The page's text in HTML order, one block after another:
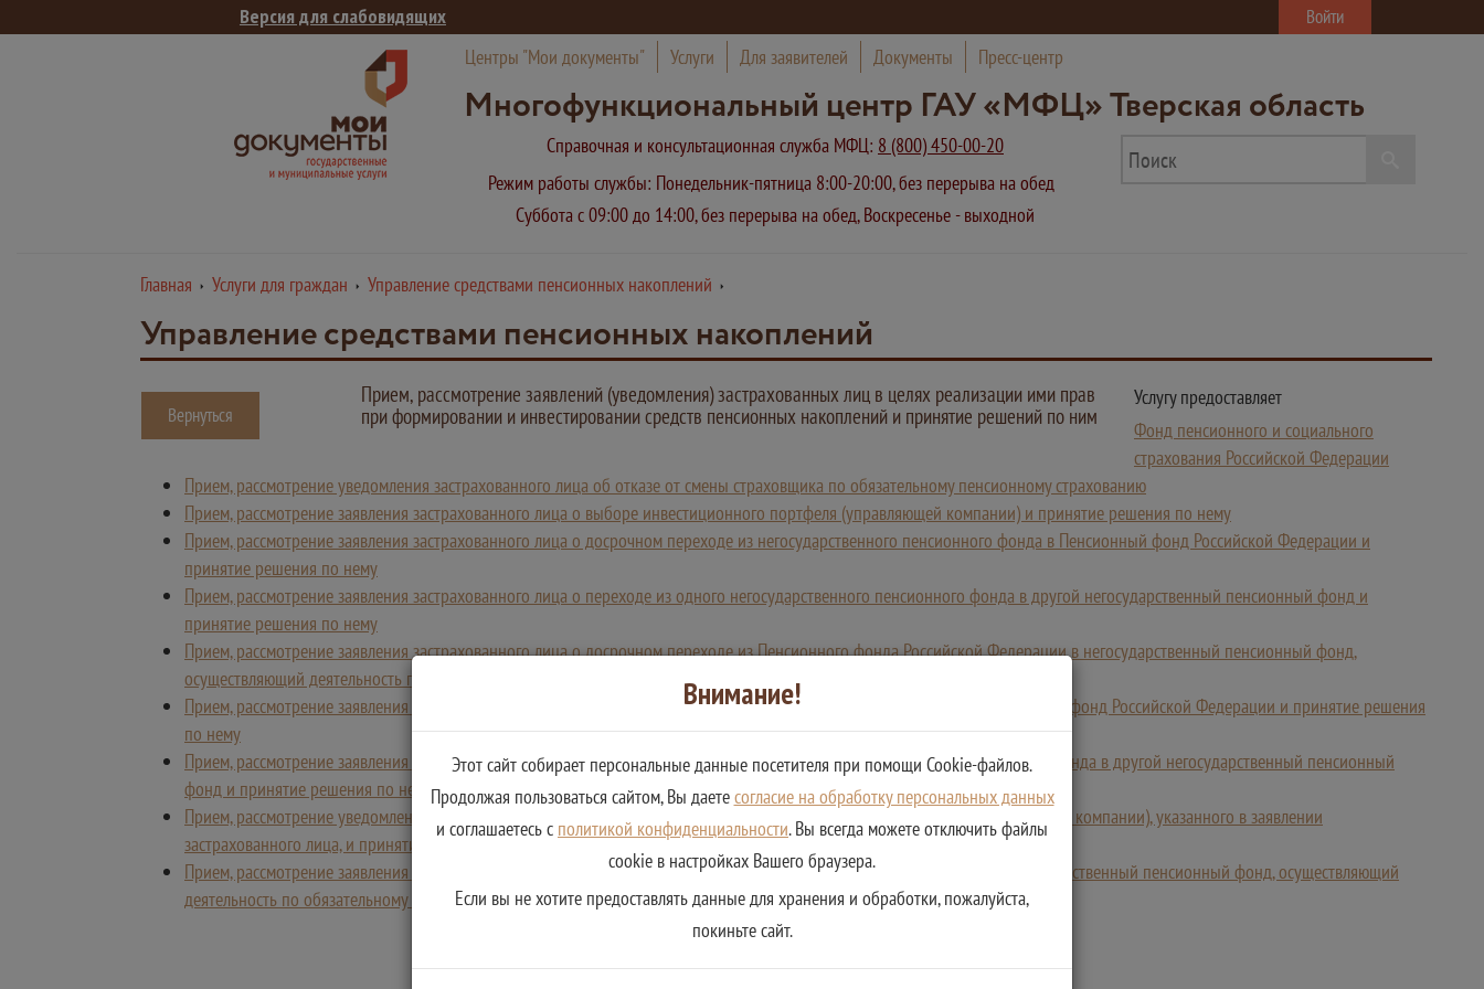
Версия для слабовидящих Войти
Центры "Мои документы" Услуги Для заявителей Документы Пресс-центр
Многофункциональный центр ГАУ «МФЦ» Тверская область
Справочная и консультационная служба МФЦ: 8 (800) 450-00-20
Режим работы службы: Понедельник-пятница 8:00-20:00, без перерыва на обед
Суббота с 09:00 до 14:00, без перерыва на обед, Воскресенье - выходной
Главная Услуги для граждан Управление средствами пенсионных накоплений
Управление средствами пенсионных накоплений
Вернуться
Прием, рассмотрение заявлений (уведомления) застрахованных лиц в целях реализации ими прав
при формировании и инвестировании средств пенсионных накоплений и принятие решений по ним
Услугу предоставляет
Фонд пенсионного и социального
страхования Российской Федерации
Прием, рассмотрение уведомления застрахованного лица об отказе от смены страховщика по обязательному пенсионному страхованию
Прием, рассмотрение заявления застрахованного лица о выборе инвестиционного портфеля (управляющей компании) и принятие решения по нему
Прием, рассмотрение заявления застрахованного лица о досрочном переходе из негосударственного пенсионного фонда в Пенсионный фонд Российской Федерации и
принятие решения по нему
Прием, рассмотрение заявления застрахованного лица о переходе из одного негосударственного пенсионного фонда в другой негосударственный пенсионный фонд и
принятие решения по нему
Прием, рассмотрение заявления застрахованного лица о досрочном переходе из Пенсионного фонда Российской Федерации в негосударственный пенсионный фонд,
осуществляющий деятельность по обязательному пенсионному страхованию, и принятие решения по нему
Прием, рассмотрение заявления застрахованного лица о переходе из негосударственного пенсионного фонда в Пенсионный фонд Российской Федерации и принятие решения
по нему
Прием, рассмотрение заявления застрахованного лица о досрочном переходе из одного негосударственного пенсионного фонда в другой негосударственный пенсионный
фонд и принятие решения по нему
Прием, рассмотрение уведомления застрахованного лица о замене выбранного им инвестиционного портфеля (управляющей компании), указанного в заявлении
застрахованного лица, и принятие решения по нему
Прием, рассмотрение заявления застрахованного лица о переходе из Пенсионного фонда Российской Федерации в негосударственный пенсионный фонд, осуществляющий
деятельность по обязательному пенсионному страхованию, и принятие решения по нему
Внимание!
Этот сайт собирает персональные данные посетителя при помощи Cookie-файлов.
Продолжая пользоваться сайтом, Вы даетесогласие на обработку персональных данных
и соглашаетесь с политикой конфиденциальности. Вы всегда можете отключить файлы
cookie в настройках Вашего браузера.
Если вы не хотите предоставлять данные для хранения и обработки, пожалуйста,
покиньте сайт.